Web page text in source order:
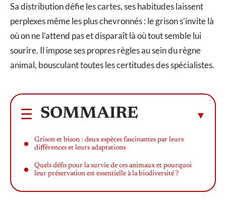
Sa distribution défie les cartes, ses habitudes laissent
perplexes même les plus chevronnés : le grison s’invite là
où on ne l’attend pas et disparaît là où tout semble lui
sourire. Il impose ses propres règles au sein du règne
animal, bousculant toutes les certitudes des spécialistes.
SOMMAIRE
Grison et bison : deux espèces fascinantes par leurs
différences et leurs adaptations
Quels défis pour la survie de ces animaux et pourquoi
leur préservation est essentielle à la biodiversité ?